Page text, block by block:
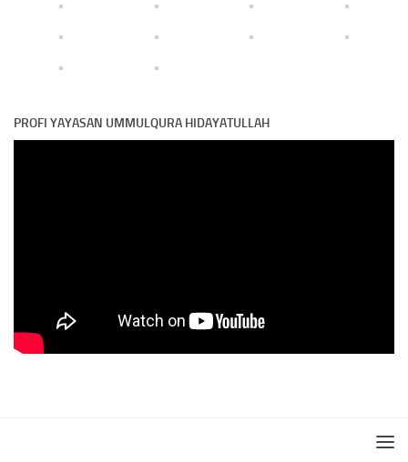
PROFI YAYASAN UMMULQURA HIDAYATULLAH